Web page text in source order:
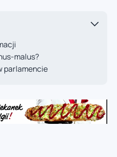
malus?
parlamencie